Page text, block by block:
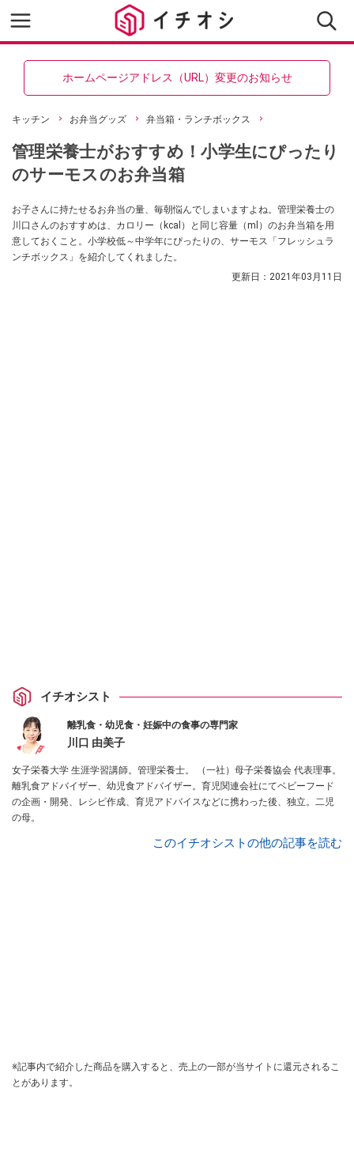
ホームページアドレス（URL）変更のお知らせ
キッチン お弁当グッズ 弁当箱・ランチボックス
管理栄養士がおすすめ！小学生にぴったり
のサーモスのお弁当箱
お子さんに持たせるお弁当の量、毎朝悩んでしまいますよね。管理栄養士の
川口さんのおすすめは、カロリー（kcal）と同じ容量（ml）のお弁当箱を用
意しておくこと。小学校低～中学年にぴったりの、サーモス「フレッシュラ
ンチボックス」を紹介してくれました。
更新日： 2021年03月11日
イチオシスト
離乳食・幼児食・妊娠中の食事の専門家
川口 由美子
女子栄養大学 生涯学習講師。管理栄養士。 （一社）母子栄養協会 代表理事。
離乳食アドバイザー、幼児食アドバイザー。育児関連会社にてベビーフード
の企画・開発、レシピ作成、育児アドバイスなどに携わった後、独立。二児
の母。
このイチオシストの他の記事を読む
※記事内で紹介した商品を購入すると、売上の一部が当サイトに還元されるこ
とがあります。